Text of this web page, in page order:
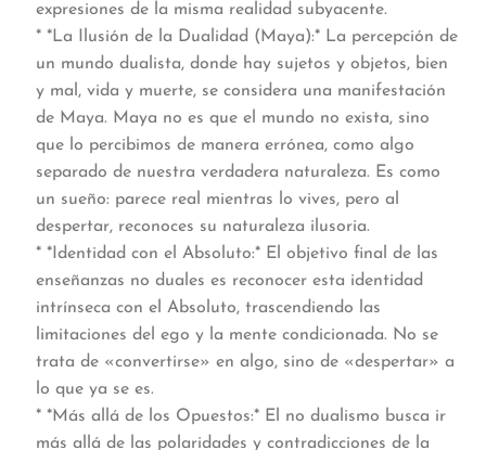
expresiones de la misma realidad subyacente.
* *La Ilusión de la Dualidad (Maya):* La percepción de
un mundo dualista, donde hay sujetos y objetos, bien
y mal, vida y muerte, se considera una manifestación
de Maya. Maya no es que el mundo no exista, sino
que lo percibimos de manera errónea, como algo
separado de nuestra verdadera naturaleza. Es como
un sueño: parece real mientras lo vives, pero al
despertar, reconoces su naturaleza ilusoria.
* *Identidad con el Absoluto:* El objetivo final de las
enseñanzas no duales es reconocer esta identidad
intrínseca con el Absoluto, trascendiendo las
limitaciones del ego y la mente condicionada. No se
trata de «convertirse» en algo, sino de «despertar» a
lo que ya se es.
* *Más allá de los Opuestos:* El no dualismo busca ir
más allá de las polaridades y contradicciones de la